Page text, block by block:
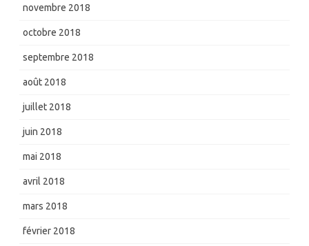
novembre 2018
octobre 2018
septembre 2018
août 2018
juillet 2018
juin 2018
mai 2018
avril 2018
mars 2018
février 2018